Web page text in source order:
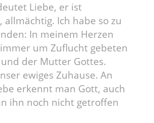
Liebe, er ist
allmächtig. Ich habe so zu
In meinem Herzen
um Zuflucht gebeten
und der Mutter Gottes.
ewiges Zuhause. An
erkennt man Gott, auch
ihn noch nicht getroffen